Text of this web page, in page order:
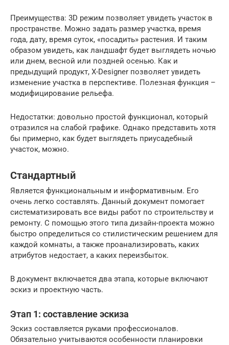
Преимущества: 3D режим позволяет увидеть участок в
пространстве. Можно задать размер участка, время
года, дату, время суток, «посадить» растения. И таким
образом увидеть, как ландшафт будет выглядеть ночью
или днем, весной или поздней осенью. Как и
предыдущий продукт, X-Designer позволяет увидеть
изменение участка в перспективе. Полезная функция –
модифицирование рельефа.
Недостатки: довольно простой функционал, который
отразился на слабой графике. Однако представить хотя
бы примерно, как будет выглядеть приусадебный
участок, можно.
Стандартный
Является функциональным и информативным. Его
очень легко составлять. Данный документ помогает
систематизировать все виды работ по строительству и
ремонту. С помощью этого типа дизайн-проекта можно
быстро определиться со стилистическим решением для
каждой комнаты, а также проанализировать, каких
атрибутов недостает, а каких переизбыток.
В документ включается два этапа, которые включают
эскиз и проектную часть.
Этап 1: составление эскиза
Эскиз составляется руками профессионалов.
Обязательно учитываются особенности планировки